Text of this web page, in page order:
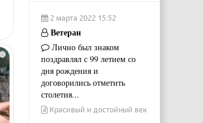
i
2 марта 2022 15:52
Ветеран
Лично был знаком
поздравлял с 99 летием со
дня рождения и
договорились отметить
столетия...
Красивый и достойный век